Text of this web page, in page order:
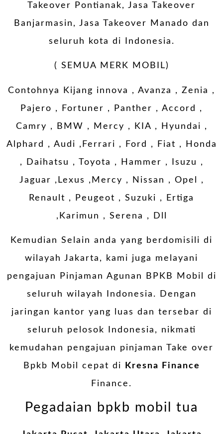
Takeover Pontianak, Jasa Takeover
Banjarmasin, Jasa Takeover Manado dan
seluruh kota di Indonesia.
( SEMUA MERK MOBIL)
Contohnya Kijang innova , Avanza , Zenia ,
Pajero , Fortuner , Panther , Accord ,
Camry , BMW , Mercy , KIA , Hyundai ,
Alphard , Audi ,Ferrari , Ford , Fiat , Honda
, Daihatsu , Toyota , Hammer , Isuzu ,
Jaguar ,Lexus ,Mercy , Nissan , Opel ,
Renault , Peugeot , Suzuki , Ertiga
,Karimun , Serena , Dll
Kemudian Selain anda yang berdomisili di
wilayah Jakarta, kami juga melayani
pengajuan Pinjaman Agunan BPKB Mobil di
seluruh wilayah Indonesia. Dengan
jaringan kantor yang luas dan tersebar di
seluruh pelosok Indonesia, nikmati
kemudahan pengajuan pinjaman Take over
Bpkb Mobil cepat di
Kresna Finance
Finance.
Pegadaian bpkb mobil tua